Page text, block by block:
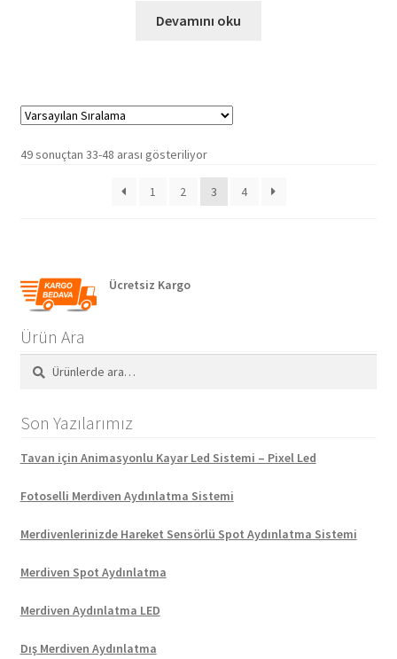
Devamını oku
49 sonuçtan 33-48 arası gösteriliyor
1 2 3 4
Ücretsiz Kargo
Ürün Ara
Ara:
Ara
Son Yazılarımız
Tavan için Animasyonlu Kayar Led Sistemi – Pixel Led
Fotoselli Merdiven Aydınlatma Sistemi
Merdivenlerinizde Hareket Sensörlü Spot Aydınlatma Sistemi
Merdiven Spot Aydınlatma
Merdiven Aydınlatma LED
Dış Merdiven Aydınlatma